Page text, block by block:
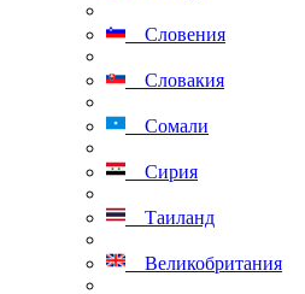
Словения
Словакия
Сомали
Сирия
Таиланд
Великобритания